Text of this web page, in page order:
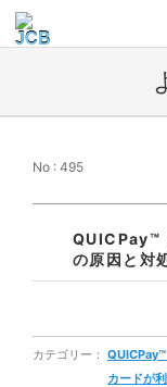
No : 495
QUICPay™
の原因と対
カテゴリー： QUICPay™
カードが